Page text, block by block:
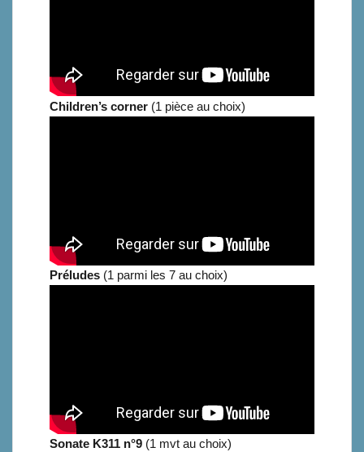
Children’s corner (1 pièce au choix)
Préludes (1 parmi les 7 au choix)
Sonate K311 n°9 (1 mvt au choix)